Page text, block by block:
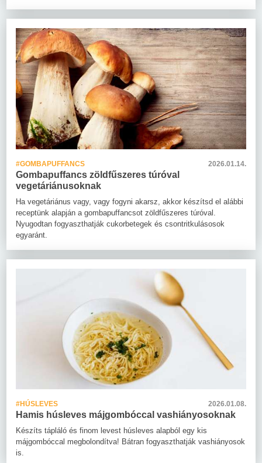
#GOMBAPUFFANCS 2026.01.14.
Gombapuffancs zöldfűszeres túróval
vegetáriánusoknak
Ha vegetáriánus vagy, vagy fogyni akarsz, akkor készítsd el alábbi
receptünk alapján a gombapuffancsot zöldfűszeres túróval.
Nyugodtan fogyaszthatják cukorbetegek és csontritkulásosok
egyaránt.
#HÚSLEVES 2026.01.08.
Hamis húsleves májgombóccal vashiányosoknak
Készíts tápláló és finom levest húsleves alapból egy kis
májgombóccal megbolondítva! Bátran fogyaszthatják vashiányosok
is.